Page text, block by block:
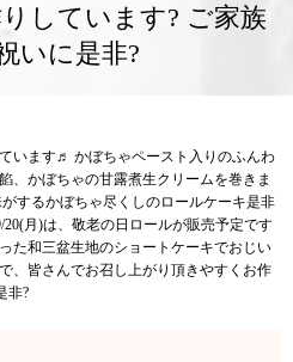
しています? ご家族
いに是非?
います♬ かぼちゃペースト入りのふんわ
、かぼちゃの甘露煮生クリームを巻きま
するかぼちゃ尽くしのロールケーキ是非
月)は、敬老の日ロールが販売予定です
た和三盆生地のショートケーキでおじい
、皆さんでお召し上がり頂きやすくお作
非?